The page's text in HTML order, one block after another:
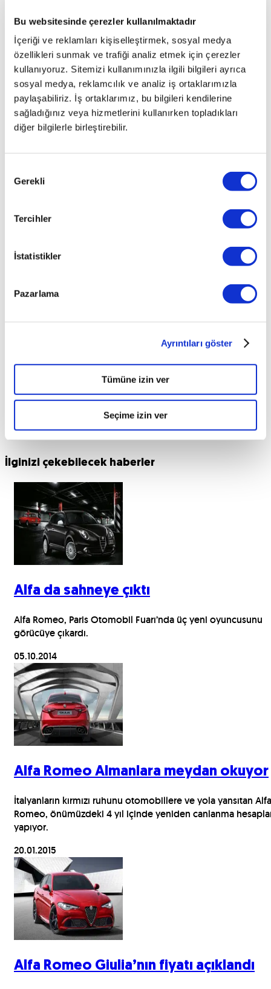
Bu websitesinde çerezler kullanılmaktadır
İçeriği ve reklamları kişiselleştirmek, sosyal medya
özellikleri sunmak ve trafiği analiz etmek için çerezler
kullanıyoruz. Sitemizi kullanımınızla ilgili bilgileri ayrıca
sosyal medya, reklamcılık ve analiz iş ortaklarımızla
paylaşabiliriz. İş ortaklarımız, bu bilgileri kendilerine
sağladığınız veya hizmetlerini kullanırken topladıkları
diğer bilgilerle birleştirebilir.
Seçimi
Gerekli
Tercihler
İstatistikler
Pazarlama
Ayrıntıları göster
Tümüne izin ver
Seçime izin ver
İlginizi çekebilecek haberler
Alfa da sahneye çıktı
Alfa Romeo, Paris Otomobil Fuarı’nda üç yeni oyuncusunu
görücüye çıkardı.
05.10.2014
Alfa Romeo Almanlara meydan okuyor
İtalyanların kırmızı ruhunu otomobillere ve yola yansıtan Alfa
Romeo, önümüzdeki 4 yıl içinde yeniden canlanma
yapıyor.
20.01.2015
Alfa Romeo Giulia’nın fiyatı açıklandı